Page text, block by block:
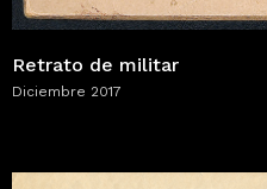
Retrato de militar
Diciembre 2017